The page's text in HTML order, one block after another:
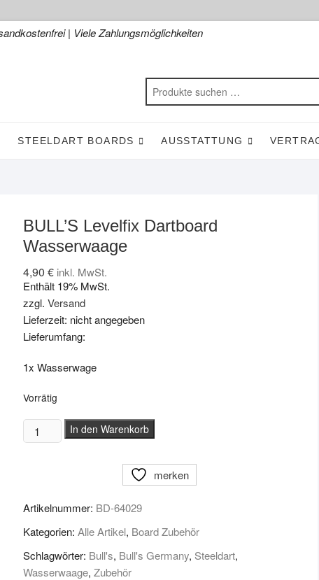
| Viele Zahlungsmöglichkeiten
STEELDART BOARDS AUSSTATTUNG
BULL’S Levelfix Dartboard
Wasserwaage
4,90€ inkl. MwSt.
Enthält 19% MwSt.
zzgl.Versand
Lieferzeit: nicht angegeben
Lieferumfang:
1x Wasserwage
Vorrätig
BULL'S
Levelfix
In den Warenkorb
merken
Artikelnummer: BD-64029
Kategorien:Alle Artikel, Board Zubehör
Schlagwörter: Bull's, Bull's Germany, Steeldart,
Wasserwaage,Zubehör